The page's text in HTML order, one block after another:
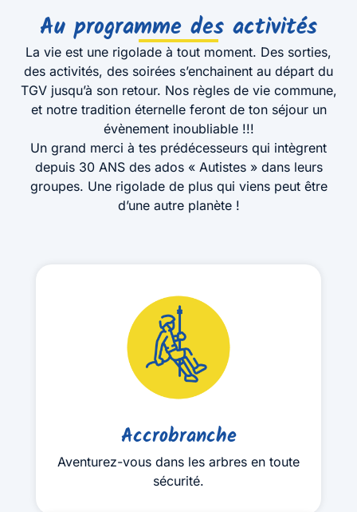
Au programme des activités
La vie est une rigolade à tout moment. Des sorties,
des activités, des soirées s’enchainent au départ du
TGV jusqu’à son retour. Nos règles de vie commune,
et notre tradition éternelle feront de ton séjour un
évènement inoubliable !!!
Un grand merci à tes prédécesseurs qui intègrent
depuis 30 ANS des ados « Autistes » dans leurs
groupes. Une rigolade de plus qui viens peut être
d’une autre planète !
Accrobranche
Aventurez-vous dans les arbres en toute
sécurité.